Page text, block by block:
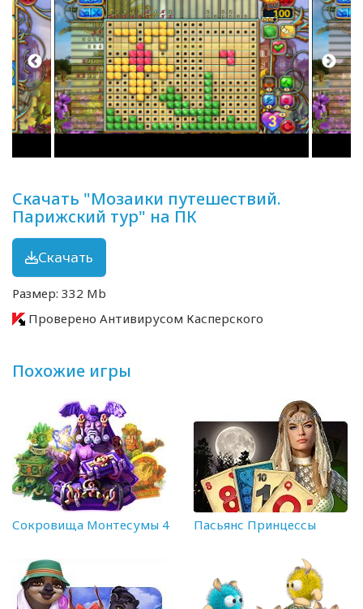
Скачать "Мозаики путешествий.
Парижский тур" на ПК
Скачать
Размер: 332 Mb
Проверено Антивирусом Касперского
Похожие игры
Сокровища Монтесумы 4 Пасьянс Принцессы